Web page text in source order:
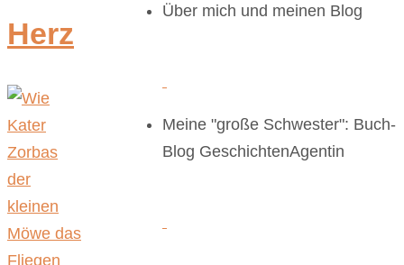
Herz
Über mich und meinen Blog
Meine "große Schwester": Buch-
Blog GeschichtenAgentin